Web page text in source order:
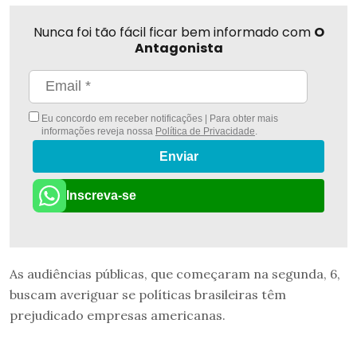
Nunca foi tão fácil ficar bem informado com O
Antagonista
Eu concordo em receber notificações | Para obter mais
informações reveja nossa Política de Privacidade
Enviar
Inscreva-se
As audiências públicas, que começaram na segunda, 6,
buscam averiguar se políticas brasileiras têm
prejudicado empresas americanas.